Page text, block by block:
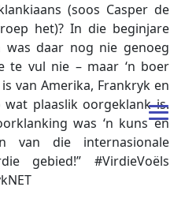
(soos Casper de
het)? In die beginjare
was daar nog nie genoeg
te vul nie – maar ‘n boer
van Amerika, Frankryk en
wat plaaslik oorgeklank is.
was ‘n kuns en
van die internasionale
gebied!” #VirdieVoëls